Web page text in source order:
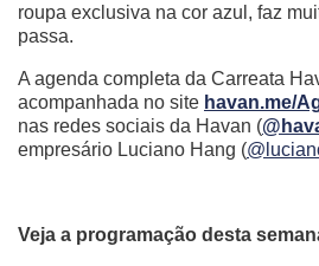
roupa exclusiva na cor azul, faz
passa.
A agenda completa da Carreata
acompanhada no site havan.me/
nas redes sociais da Havan (
empresário Luciano Hang (
Veja a programação desta